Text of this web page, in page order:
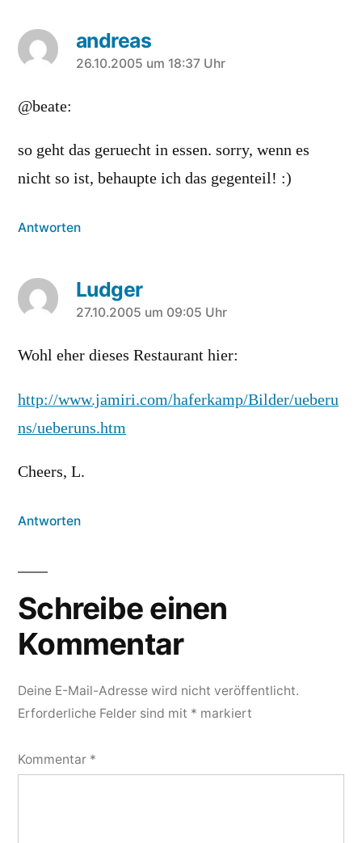
andreas
sagt:
26.10.2005 um 18:37 Uhr
@beate:
so geht das geruecht in essen. sorry, wenn es
nicht so ist, behaupte ich das gegenteil! :)
Antworten
Ludger
sagt:
27.10.2005 um 09:05 Uhr
Wohl eher dieses Restaurant hier:
http://www.jamiri.com/haferkamp/Bilder/ueberu
ns/ueberuns.htm
Cheers, L.
Antworten
Schreibe einen
Kommentar
Deine E-Mail-Adresse wird nicht veröffentlicht.
Erforderliche Felder sind mit * markiert
Kommentar *